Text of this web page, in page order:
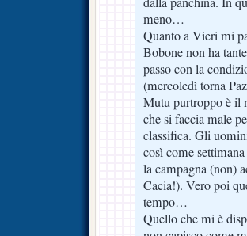
meno…
Quanto a Vieri mi
Bobone non ha
passo con la
(mercoledì torna
Mutu purtroppo è il
che si faccia male
classifica. Gli
così come
la campagna (non)
Cacia!). Vero poi
tempo…
Quello che mi è